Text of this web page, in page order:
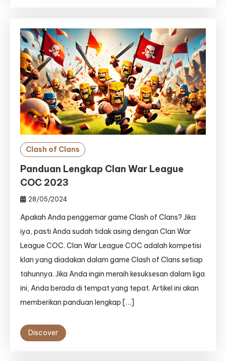
Clash of Clans
Panduan Lengkap Clan War League
COC 2023
28/05/2024
Apakah Anda penggemar game Clash of Clans? Jika
iya, pasti Anda sudah tidak asing dengan Clan War
League COC. Clan War League COC adalah kompetisi
klan yang diadakan dalam game Clash of Clans setiap
tahunnya. Jika Anda ingin meraih kesuksesan dalam liga
ini, Anda berada di tempat yang tepat. Artikel ini akan
memberikan panduan lengkap […]
Discover